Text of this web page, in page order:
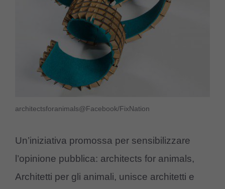
architectsforanimals@Facebook/FixNation
Un’iniziativa promossa per sensibilizzare
l’opinione pubblica: architects for animals,
Architetti per gli animali, unisce architetti e